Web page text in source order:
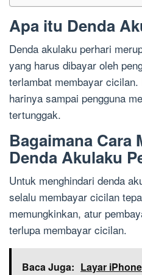
Apa itu Denda
Denda akulaku perhari
yang harus dibayar oleh
terlambat membayar
harinya sampai pengguna
tertunggak.
Bagaimana Cara
Denda Akulaku
Untuk menghindari denda
selalu membayar cicilan
memungkinkan, atur
terlupa membayar cicilan.
Baca Juga: Layar